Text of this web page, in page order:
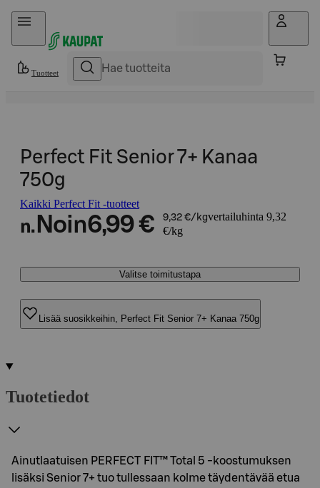
Hyppää sisältöön
Tuotteet
Perfect Fit Senior 7+ Kanaa
750g
Kaikki Perfect Fit -tuotteet
n. Noin6,99 € 9,32 €/kgvertailuhinta 9,32
€/kg
Valitse toimitustapa
Lisää suosikkeihin, Perfect Fit Senior 7+ Kanaa 750g
Tuotetiedot
Ainutlaatuisen PERFECT FIT™ Total 5 -koostumuksen
lisäksi Senior 7+ tuo tullessaan kolme täydentävää etua